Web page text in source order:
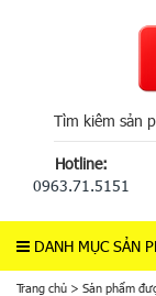
Hotline:
0963.71.5151
DANH MỤC SẢN
Trang chủ > Sản phẩm